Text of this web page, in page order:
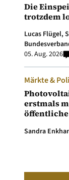
Die
trotzdem
Lucas Flügel,
05. Aug. 2026
Märkte &
erstmals
öffentliche
Sandra